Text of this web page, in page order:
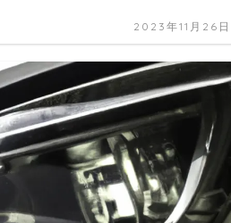
2023年11月26日